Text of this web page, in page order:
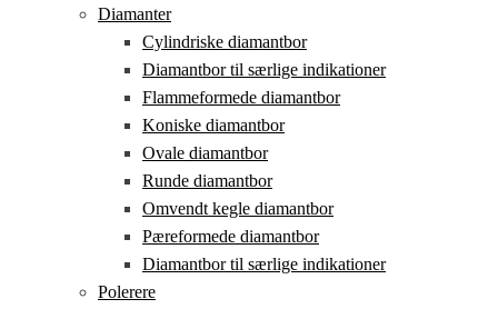
Diamanter
Cylindriske diamantbor
Diamantbor til særlige indikationer
Flammeformede diamantbor
Koniske diamantbor
Ovale diamantbor
Runde diamantbor
Omvendt kegle diamantbor
Pæreformede diamantbor
Diamantbor til særlige indikationer
Polerere